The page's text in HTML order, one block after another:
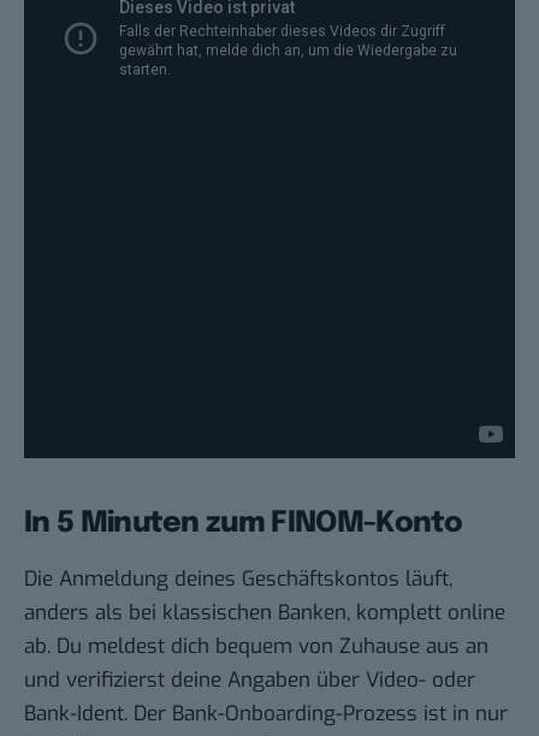
In 5 Minuten zum FINOM-Konto
Die Anmeldung deines Geschäftskontos läuft,
anders als bei klassischen Banken, komplett online
ab. Du meldest dich bequem von Zuhause aus an
und verifizierst deine Angaben über Video- oder
Bank-Ident. Der Bank-Onboarding-Prozess ist in nur